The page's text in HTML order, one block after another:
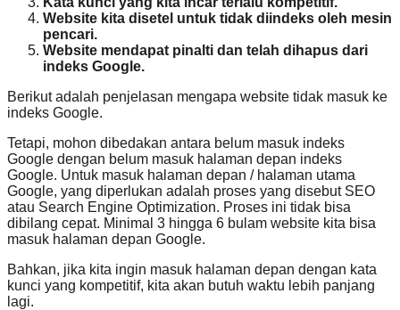
Website kita disetel untuk tidak diindeks oleh mesin
pencari.
Website mendapat pinalti dan telah dihapus dari
indeks Google.
Berikut adalah penjelasan mengapa website tidak masuk ke
indeks Google.
Tetapi, mohon dibedakan antara belum masuk indeks
Google dengan belum masuk halaman depan indeks
Google. Untuk masuk halaman depan / halaman utama
Google, yang diperlukan adalah proses yang disebut SEO
atau Search Engine Optimization. Proses ini tidak bisa
dibilang cepat. Minimal 3 hingga 6 bulam website kita bisa
masuk halaman depan Google.
Bahkan, jika kita ingin masuk halaman depan dengan kata
kunci yang kompetitif, kita akan butuh waktu lebih panjang
lagi.